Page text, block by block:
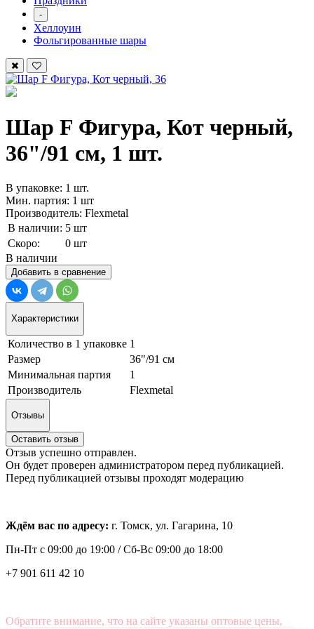
-
Хеллоуин
Фольгированные шары
Шар F Фигура, Кот черный,
36"/91 см, 1 шт.
В упаковке: 1 шт.
Мин. партия: 1 шт
Производитель: Flexmetal
В наличии: 5 шт
Скоро:
0 шт
В наличии
Добавить в сравнение
Характеристики
Количество в 1 упаковке 1
Размер
36"/91 см
Минимальная партия
1
Производитель
Flexmetal
Отзывы
Оставить отзыв
Отзыв успешно отправлен.
Он будет проверен администратором перед публикацией.
Перед публикацией отзывы проходят модерацию
Ждём вас по адресу: г. Томск, ул. Гагарина, 10
Пн-Пт с 09:00 до 19:00 /Сб-Вс 09:00 до 18:00
+7 901 611 42 10
Обратите внимание, что на сайте указаны оптовые цены,